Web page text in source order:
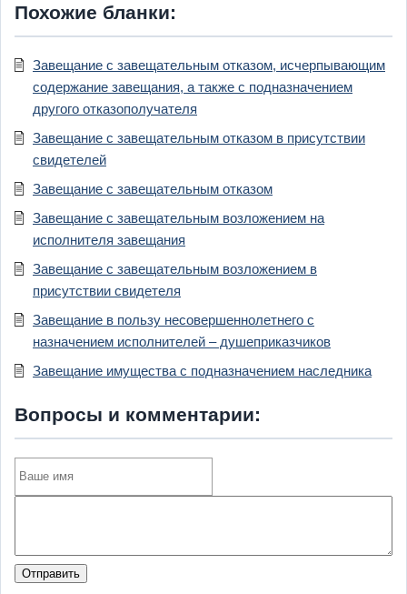
Похожие бланки:
Завещание с завещательным отказом, исчерпывающим
содержание завещания, а также с подназначением
другого отказополучателя
Завещание с завещательным отказом в присутствии
свидетелей
Завещание с завещательным отказом
Завещание с завещательным возложением на
исполнителя завещания
Завещание с завещательным возложением в
присутствии свидетеля
Завещание в пользу несовершеннолетнего с
назначением исполнителей – душеприказчиков
Завещание имущества с подназначением наследника
Вопросы и комментарии:
Отправить